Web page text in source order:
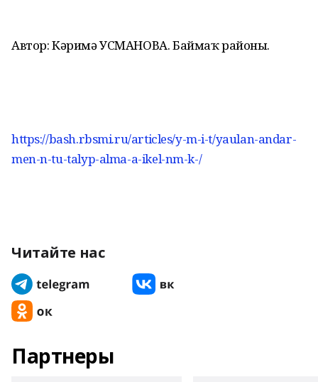
Автор: Кәримә УСМАНОВА. Баймаҡ районы.
https://bash.rbsmi.ru/articles/y-m-i-t/yaulan-andar-
men-n-tu-talyp-alma-a-ikel-nm-k-/
Читайте нас
Партнеры